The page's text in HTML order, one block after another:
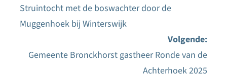
Bericht
Struintocht met de boswachter door de
Muggenhoek bij Winterswijk
Volgende:
Gemeente Bronckhorst gastheer Ronde van de
Achterhoek 2025